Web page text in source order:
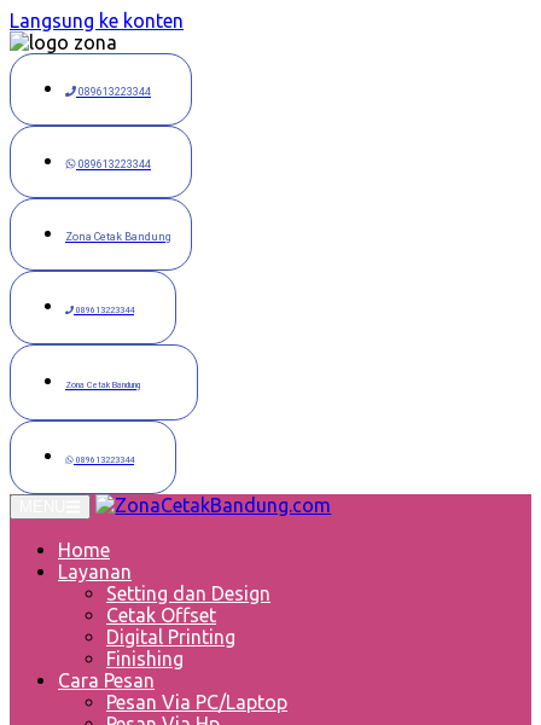
Langsung ke konten
089613223344
089613223344
Zona Cetak Bandung
089613223344
Zona Cetak Bandung
089613223344
Home
Layanan
Setting dan Design
Cetak Offset
Digital Printing
Finishing
Cara Pesan
Pesan Via PC/Laptop